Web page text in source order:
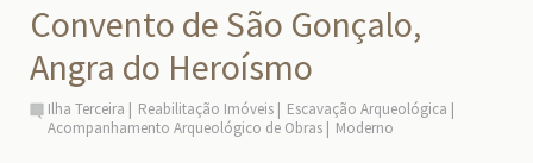
Convento de São Gonçalo,
Angra do Heroísmo
Ilha Terceira Reabilitação Imóveis
Escavação Arqueológica
Acompanhamento Arqueológico de Obras
Moderno